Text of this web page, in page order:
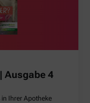
Ausgabe 4
Ihrer Apotheke